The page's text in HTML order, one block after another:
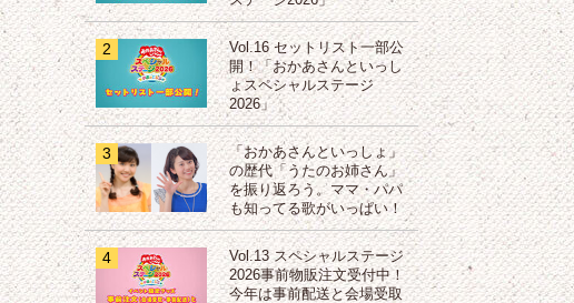
2
Vol.16 セットリスト一部公
開！「おかあさんといっし
ょスペシャルステージ
2026」
3
「おかあさんといっしょ」
の歴代「うたのお姉さん」
を振り返ろう。ママ・パパ
も知ってる歌がいっぱい！
4
Vol.13 スペシャルステージ
2026事前物販注文受付中！
今年は事前配送と会場受取